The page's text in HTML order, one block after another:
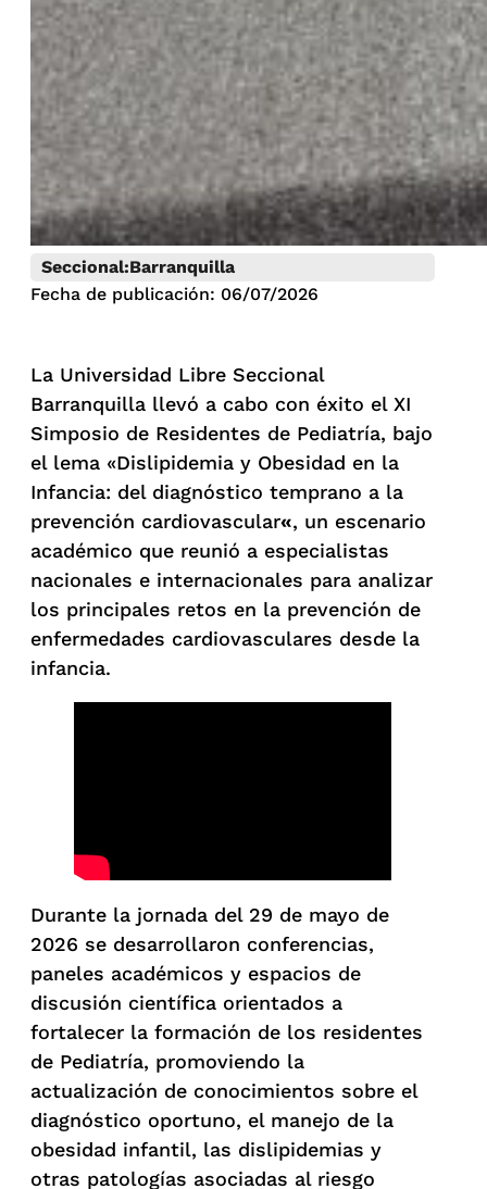
Seccional:Barranquilla
Fecha de publicación: 06/07/2026
La Universidad Libre Seccional
Barranquilla llevó a cabo con éxito el XI
Simposio de Residentes de Pediatría, bajo
el lema «Dislipidemia y Obesidad en la
Infancia: del diagnóstico temprano a la
prevención cardiovascular«, un escenario
académico que reunió a especialistas
nacionales e internacionales para analizar
los principales retos en la prevención de
enfermedades cardiovasculares desde la
infancia.
Durante la jornada del 29 de mayo de
2026 se desarrollaron conferencias,
paneles académicos y espacios de
discusión científica orientados a
fortalecer la formación de los residentes
de Pediatría, promoviendo la
actualización de conocimientos sobre el
diagnóstico oportuno, el manejo de la
obesidad infantil, las dislipidemias y
otras patologías asociadas al riesgo